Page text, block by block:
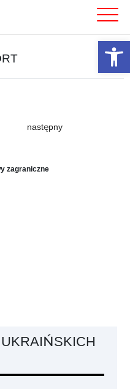
następny
zagraniczne